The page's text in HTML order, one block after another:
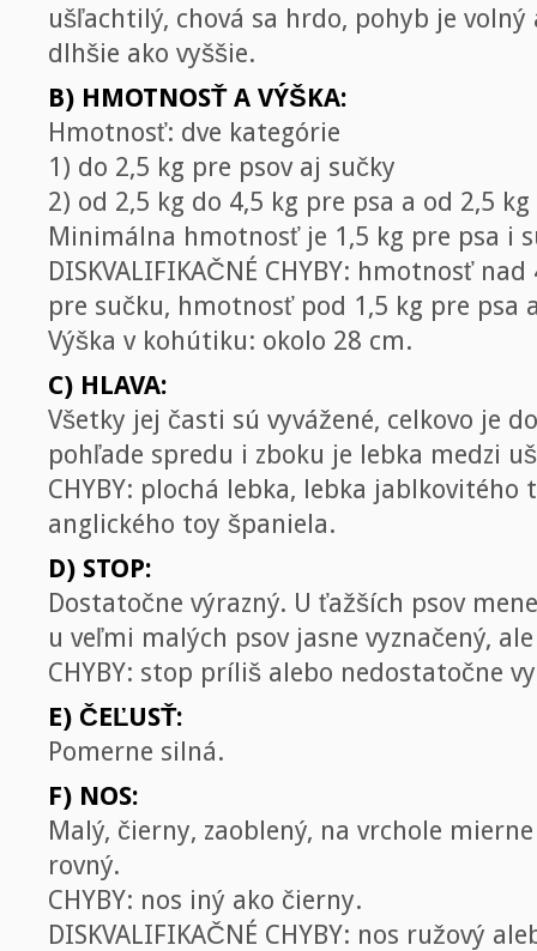
ušľachtilý, chová sa hrdo, pohyb je volný
dlhšie ako vyššie.
B) HMOTNOSŤ A VÝŠKA:
Hmotnosť: dve kategórie
1) do 2,5 kg pre psov aj sučky
2) od 2,5 kg do 4,5 kg pre psa a od 2,5
Minimálna hmotnosť je 1,5 kg pre psa i
DISKVALIFIKAČNÉ CHYBY: hmotnosť
pre sučku, hmotnosť pod 1,5 kg pre psa
Výška v kohútiku: okolo 28 cm.
C) HLAVA:
Všetky jej časti sú vyvážené, celkovo je
pohľade spredu i zboku je lebka medzi
CHYBY: plochá lebka, lebka jablkovitého
anglického toy španiela.
D) STOP:
Dostatočne výrazný. U ťažších psov
u veľmi malých psov jasne vyznačený,
CHYBY: stop príliš alebo nedostatočne
E) ČEĽUSŤ:
Pomerne silná.
F) NOS:
Malý, čierny, zaoblený, na vrchole
rovný.
CHYBY: nos iný ako čierny.
DISKVALIFIKAČNÉ CHYBY: nos ružový